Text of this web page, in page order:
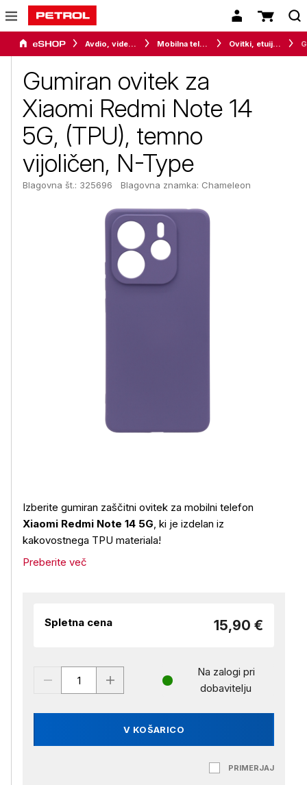
Avdio, video in telefonija Mobilna telefonija Ovitki, etuiji, torbice in držala
Gumiran ovitek za
Xiaomi Redmi Note 14
5G, (TPU), temno
vijoličen, N-Type
Blagovna št.: 325696 Blagovna znamka: Chameleon
Izberite gumiran zaščitni ovitek za mobilni telefon
Xiaomi Redmi Note 14 5G, ki je izdelan iz
kakovostnega TPU materiala!
Preberite več
Spletna cena 15,90 €
V KOŠARICO
Na zalogi pri
dobavitelju
PRIMERJAJ